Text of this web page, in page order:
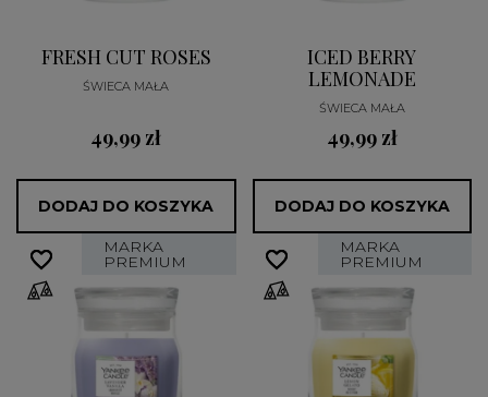
FRESH CUT ROSES
ŚWIECA MAŁA
49,99 zł
DODAJ DO KOSZYKA
ICED BERRY
LEMONADE
ŚWIECA MAŁA
49,99 zł
DODAJ DO KOSZYKA
MARKA
PREMIUM
favorite_border
favorite_border MARKA
PREMIUM
favorite_border
favorite_border